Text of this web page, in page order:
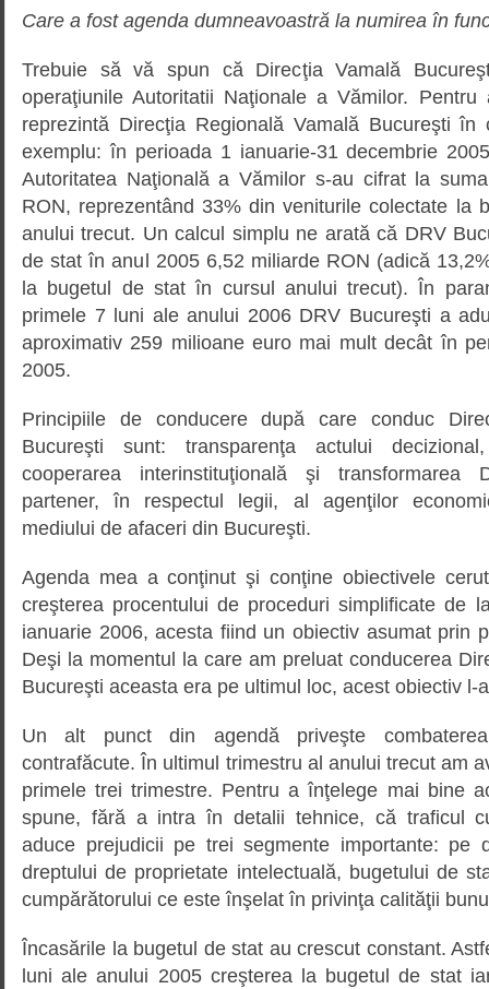
Care a fost agenda dumneavoastră la numirea în
Trebuie să vă spun că Direcţia Vamală
operaţiunile Autoritatii Naţionale a Vămilor.
reprezintă Direcţia Regională Vamală Bucureşti
exemplu: în perioada 1 ianuarie-31 decembrie
Autoritatea Naţională a Vămilor s-au cifrat la
RON, reprezentând 33% din veniturile colectate la
anului trecut. Un calcul simplu ne arată că DRV
de stat în anul 2005 6,52 miliarde RON (adică
la bugetul de stat în cursul anului trecut). În
primele 7 luni ale anului 2006 DRV Bucureşti a
aproximativ 259 milioane euro mai mult decât în
2005.
Principiile de conducere după care conduc
Bucureşti sunt: transparenţa actului
cooperarea interinstituţională şi transformarea
partener, în respectul legii, al agenţilor
mediului de afaceri din Bucureşti.
Agenda mea a conţinut şi conţine obiectivele
creşterea procentului de proceduri simplificate de
ianuarie 2006, acesta fiind un obiectiv asumat prin
Deşi la momentul la care am preluat conducerea
Bucureşti aceasta era pe ultimul loc, acest obiectiv l-
Un alt punct din agendă priveşte
contrafăcute. În ultimul trimestru al anului trecut am
primele trei trimestre. Pentru a înţelege mai bine
spune, fără a intra în detalii tehnice, că traficul
aduce prejudicii pe trei segmente importante: pe
dreptului de proprietate intelectuală, bugetului de
cumpărătorului ce este înşelat în privinţa calităţii
Încasările la bugetul de stat au crescut constant.
luni ale anului 2005 creşterea la bugetul de stat